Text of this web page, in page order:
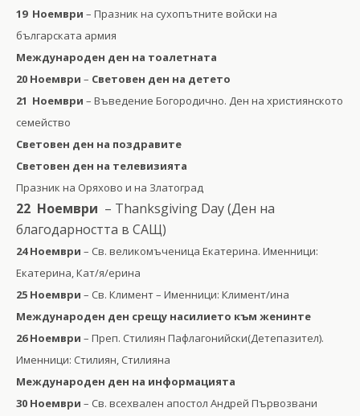
19 Ноември – Празник на сухопътните войски на
българската армия
Международен ден на тоалетната
20 Ноември – Световен ден на детето
21 Ноември – Въведение Богородично. Ден на християнското
семейство
Световен ден на поздравите
Световен ден на телевизията
Празник на Оряхово и на Златоград
22 Ноември – Thanksgiving Day (Ден на
благодарността в САЩ)
24 Ноември – Св. великомъченица Екатерина. Именници:
Екатерина, Кат/я/ерина
25 Ноември – Св. Климент – Именници: Климент/ина
Международен ден срещу насилието към женинте
26 Ноември – Преп. Стилиян Пафлагонийски(Детепазител).
Именници: Стилиян, Стилияна
Международен ден на информацията
30 Ноември – Св. всехвален апостол Андрей Първозвани